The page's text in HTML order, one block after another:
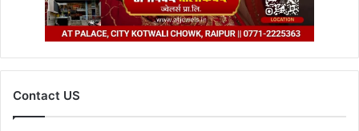
Contact US